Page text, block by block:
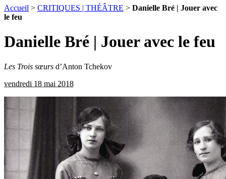
Accueil > CRITIQUES | THÉÂTRE > Danielle Bré | Jouer avec
le feu
Danielle Bré | Jouer avec le feu
Les Trois sœurs d’Anton Tchekov
vendredi 18 mai 2018